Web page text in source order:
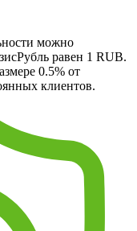
можно
равен 1 RUB.
0.5% от
клиентов.